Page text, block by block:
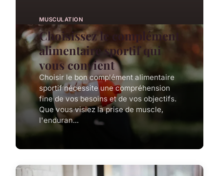
MUSCULATION
Choisissez le complément
alimentaire sportif qui
vous convient
Choisir le bon complément alimentaire
sportif nécessite une compréhension
fine de vos besoins et de vos objectifs.
Que vous visiez la prise de muscle,
l'enduran...